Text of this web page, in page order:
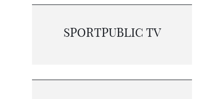
SPORTPUBLIC TV